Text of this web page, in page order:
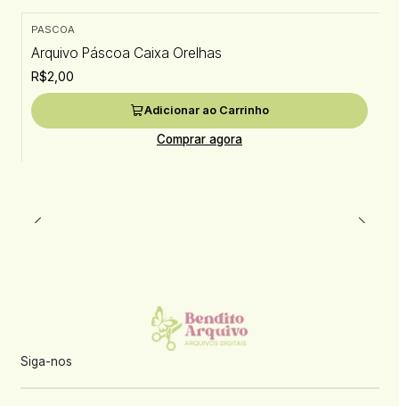
PASCOA
Arquivo Páscoa Caixa Orelhas
R$2,00
Adicionar ao Carrinho
Comprar agora
Siga-nos